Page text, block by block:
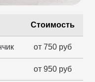
Стоимость
от 750 руб
от 950 руб